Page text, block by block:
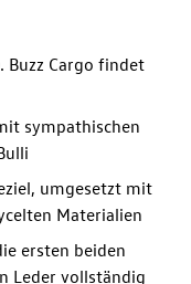
Buzz Cargo findet
sympathischen
umgesetzt mit
Materialien
ersten beiden
Leder vollständig